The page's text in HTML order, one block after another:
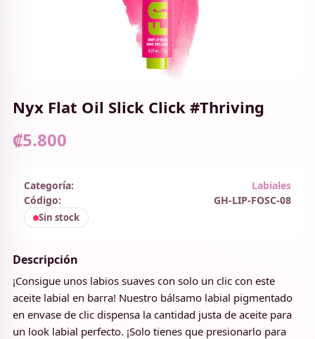
Nyx Flat Oil Slick Click #Thriving
₡5.800
Categoría:
Labiales
Código:
GH-LIP-FOSC-08
Sin stock
Descripción
¡Consigue unos labios suaves con solo un clic con este
aceite labial en barra! Nuestro bálsamo labial pigmentado
en envase de clic dispensa la cantidad justa de aceite para
un look labial perfecto. ¡Solo tienes que presionarlo para